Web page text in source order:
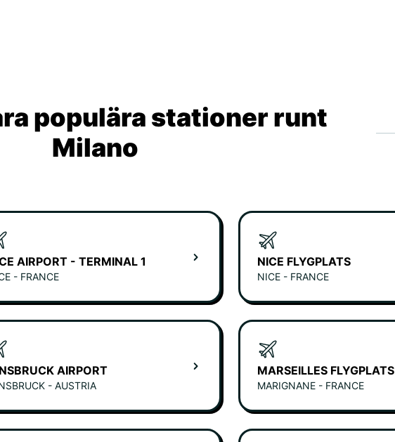
populära stationer runt
Milano
AIRPORT - TERMINAL 1
- FRANCE
NICE FLYGPLATS
NICE - FRANCE
AIRPORT
- AUSTRIA
MARSEILLES FLYGPLATS
MARIGNANE - FRANCE